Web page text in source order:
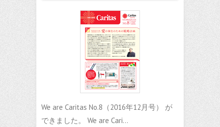
We are Caritas No.8（2016年12月号） が
できました。 We are Cari…